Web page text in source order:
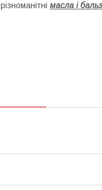
масла і